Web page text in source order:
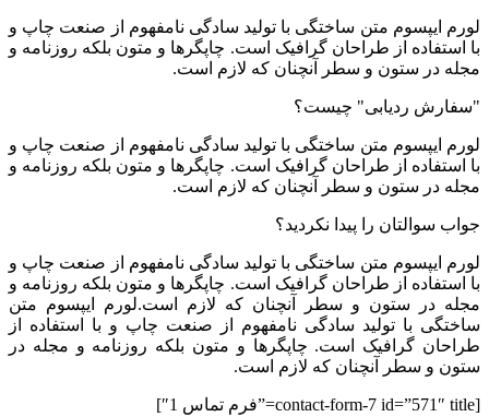
لورم ایپسوم متن ساختگی با تولید سادگی نامفهوم از صنعت چاپ و
با استفاده از طراحان گرافیک است. چاپگرها و متون بلکه روزنامه و
مجله در ستون و سطر آنچنان که لازم است.
"سفارش ردیابی" چیست؟
لورم ایپسوم متن ساختگی با تولید سادگی نامفهوم از صنعت چاپ و
با استفاده از طراحان گرافیک است. چاپگرها و متون بلکه روزنامه و
مجله در ستون و سطر آنچنان که لازم است.
جواب سوالتان را پیدا نکردید؟
لورم ایپسوم متن ساختگی با تولید سادگی نامفهوم از صنعت چاپ و
با استفاده از طراحان گرافیک است. چاپگرها و متون بلکه روزنامه و
مجله در ستون و سطر آنچنان که لازم است.لورم ایپسوم متن
ساختگی با تولید سادگی نامفهوم از صنعت چاپ و با استفاده از
طراحان گرافیک است. چاپگرها و متون بلکه روزنامه و مجله در
ستون و سطر آنچنان که لازم است.
[contact-form-7 id=”571″ title=”فرم تماس 1″]